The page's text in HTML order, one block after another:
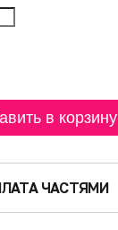
в корзину
ЧАСТЯМИ